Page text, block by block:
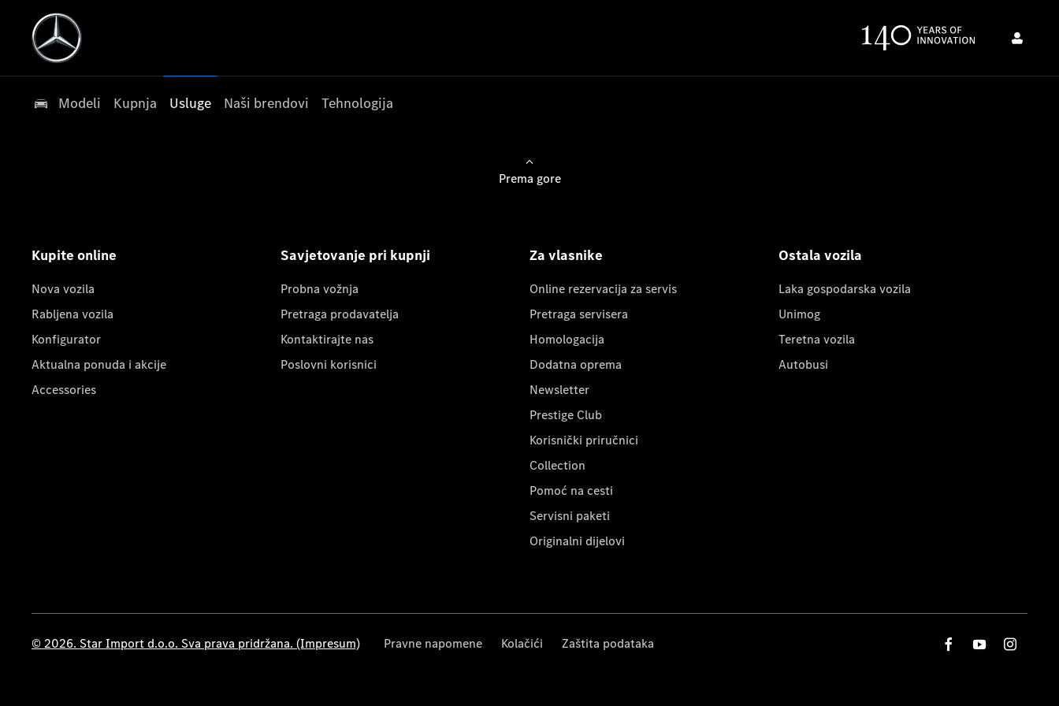
Modeli Kupnja Usluge Naši brendovi Tehnologija
Prema gore
Kupite online
Nova vozila
Rabljena vozila
Konfigurator
Aktualna ponuda i akcije
Accessories
Savjetovanje pri kupnji
Probna vožnja
Pretraga prodavatelja
Kontaktirajte nas
Poslovni korisnici
Za vlasnike
Online rezervacija za servis
Pretraga servisera
Homologacija
Dodatna oprema
Newsletter
Prestige Club
Korisnički priručnici
Collection
Pomoć na cesti
Servisni paketi
Originalni dijelovi
Ostala vozila
Laka gospodarska vozila
Unimog
Teretna vozila
Autobusi
© 2026. Star Import d.o.o. Sva prava pridržana. (Impresum) Pravne napomene Kolačići Zaštita podataka